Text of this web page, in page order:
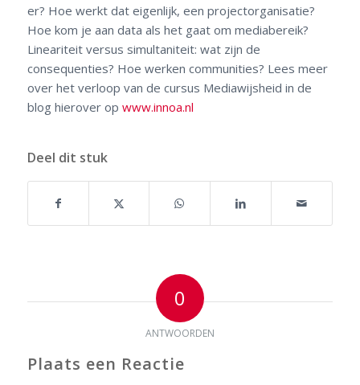
er? Hoe werkt dat eigenlijk, een projectorganisatie?
Hoe kom je aan data als het gaat om mediabereik?
Lineariteit versus simultaniteit: wat zijn de
consequenties? Hoe werken communities? Lees meer
over het verloop van de cursus Mediawijsheid in de
blog hierover op www.innoa.nl
Deel dit stuk
0
ANTWOORDEN
Plaats een Reactie